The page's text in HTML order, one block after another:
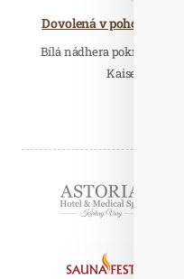
Dovolená v pohodové
Bílá nádhera pokrývá
Kaiserwinklu -